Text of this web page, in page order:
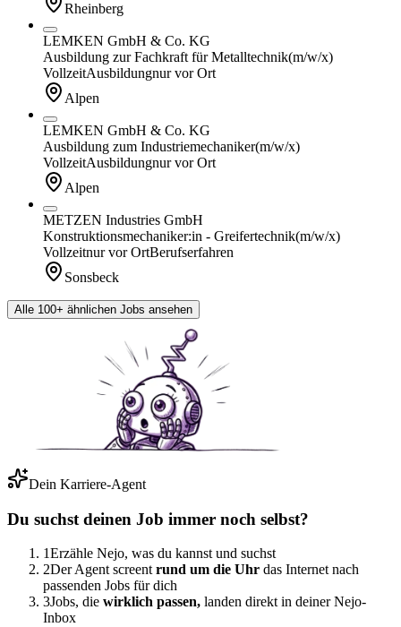
Rheinberg
LEMKEN GmbH & Co. KG
Ausbildung zur Fachkraft für Metalltechnik(m/w/x)
VollzeitAusbildungnur vor Ort
Alpen
LEMKEN GmbH & Co. KG
Ausbildung zum Industriemechaniker(m/w/x)
VollzeitAusbildungnur vor Ort
Alpen
METZEN Industries GmbH
Konstruktionsmechaniker:in - Greifertechnik(m/w/x)
Vollzeitnur vor OrtBerufserfahren
Sonsbeck
Alle 100+ ähnlichen Jobs ansehen
Dein Karriere-Agent
Du suchst deinen Job immer noch selbst?
1Erzähle Nejo, was du kannst und suchst
2Der Agent screent rund um die Uhr das Internet nach
passenden Jobs für dich
3Jobs, die wirklich passen, landen direkt in deiner Nejo-
Inbox